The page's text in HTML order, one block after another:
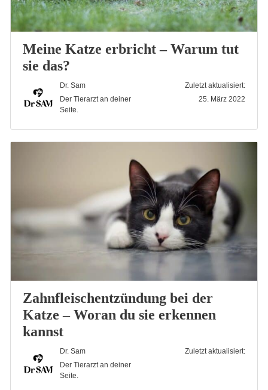
Meine Katze erbricht – Warum tut
sie das?
Dr. Sam
Der Tierarzt an deiner
Seite.
Zuletzt aktualisiert:
25. März 2022
Zahnfleischentzündung bei der
Katze – Woran du sie erkennen
kannst
Dr. Sam
Der Tierarzt an deiner
Seite.
Zuletzt aktualisiert: